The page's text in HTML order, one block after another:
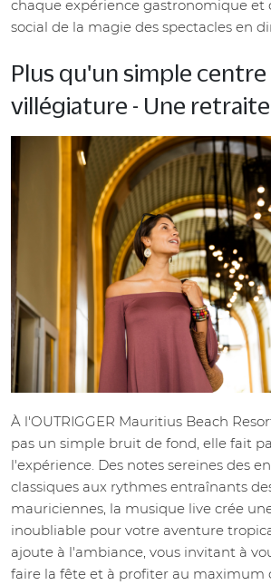
chaque expérience gastronomique
social de la magie des spectacles en
Plus qu'un simple centre
villégiature - Une
À l'OUTRIGGER Mauritius Beach
pas un simple bruit de fond, elle fait
l'expérience. Des notes sereines des
classiques aux rythmes entraînants
mauriciennes, la musique live crée
inoubliable pour votre aventure
ajoute à l'ambiance, vous invitant à
faire la fête et à profiter au maximum